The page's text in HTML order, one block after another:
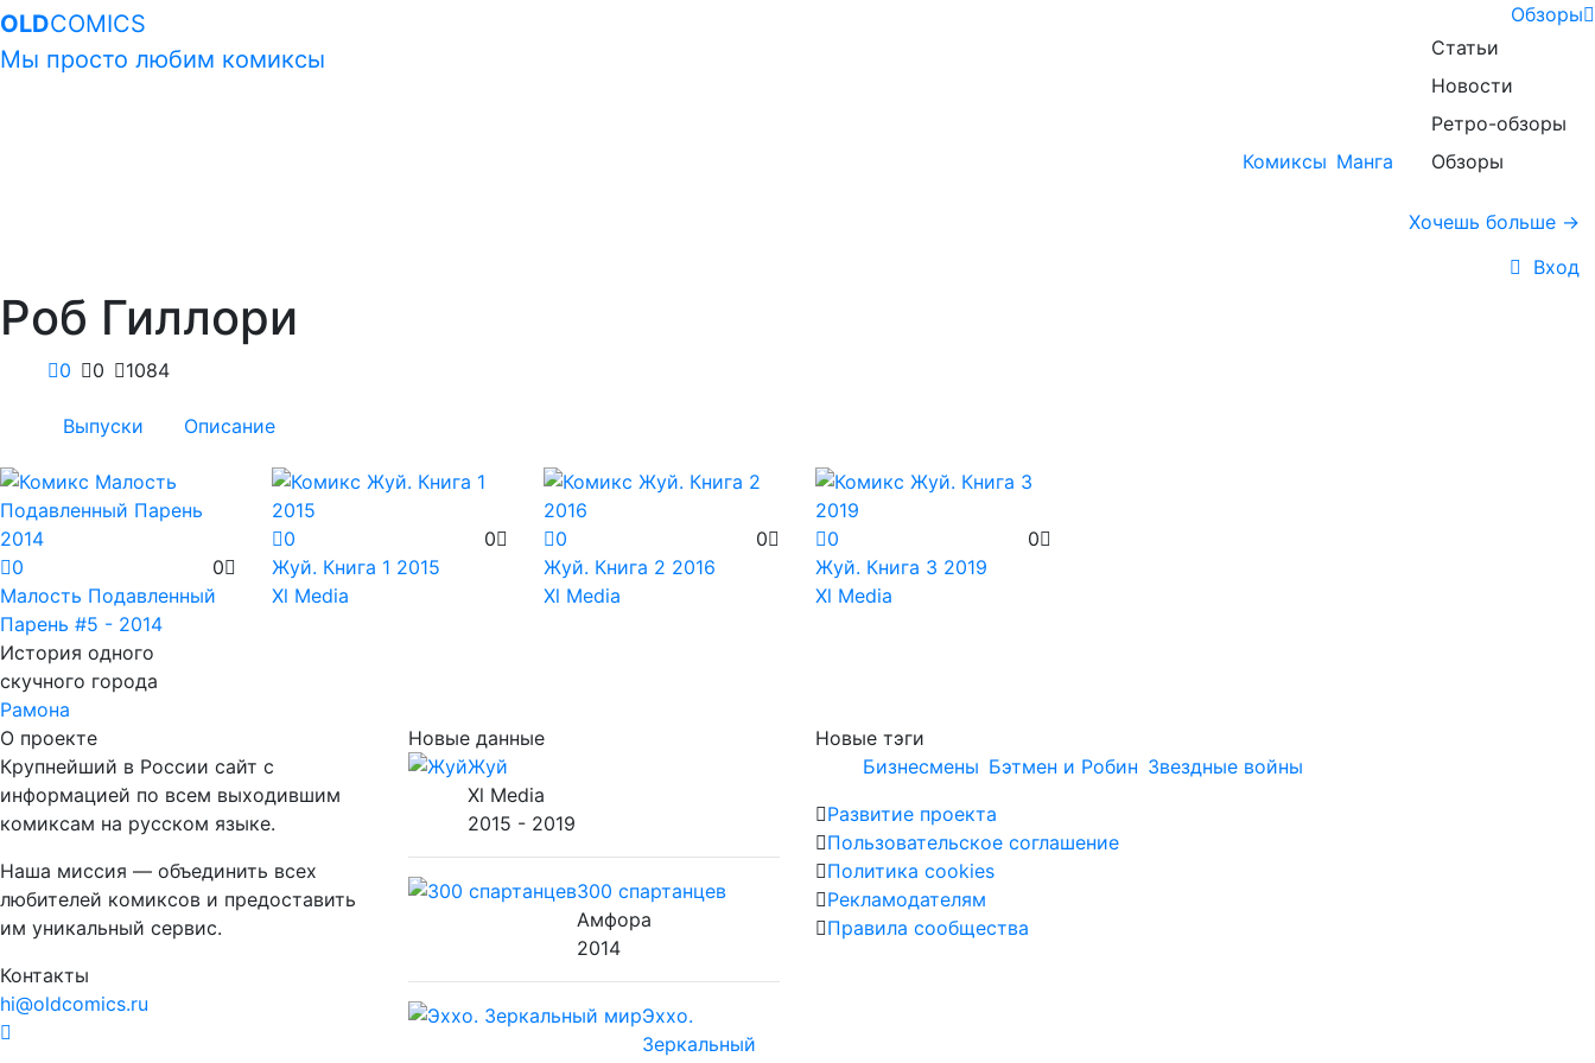
OLDCOMICS
Мы просто любим комиксы
Комиксы Манга
Обзоры
Статьи
Новости
Ретро-обзоры
Обзоры
Хочешь больше →
Вход
Роб Гиллори
0 0 1084
Выпуски Описание
0
0
Малость Подавленный
Парень #5 - 2014
История одного
скучного города
Рамона
0
0
Жуй. Книга 1 2015
Xl Media
0
0
Жуй. Книга 2 2016
Xl Media
0
0
Жуй. Книга 3 2019
Xl Media
О проекте
Крупнейший в России сайт с
информацией по всем выходившим
комиксам на русском языке.
Наша миссия — объединить всех
любителей комиксов и предоставить
им уникальный сервис.
Контакты
hi@oldcomics.ru
Новые данные
Жуй
Xl Media
2015 - 2019
300 спартанцев
Амфора
2014
Эххо.
Зеркальный
Новые тэги
Бизнесмены Бэтмен и Робин Звездные войны
Развитие проекта
Пользовательское соглашение
Политика cookies
Рекламодателям
Правила сообщества